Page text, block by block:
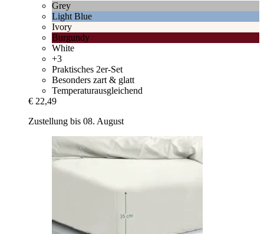
Grey
Light Blue
Ivory
Burgundy
White
+3
Praktisches 2er-Set
Besonders zart & glatt
Temperaturausgleichend
€ 22,49
Zustellung bis 08. August